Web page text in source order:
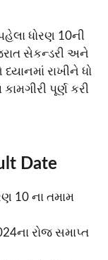
ધોરણ 10ની
સેકન્ડરી અને
રાખીને ધો
પૂર્ણ કરી
Date
10 ના તમામ
રોજ સમાપ્ત